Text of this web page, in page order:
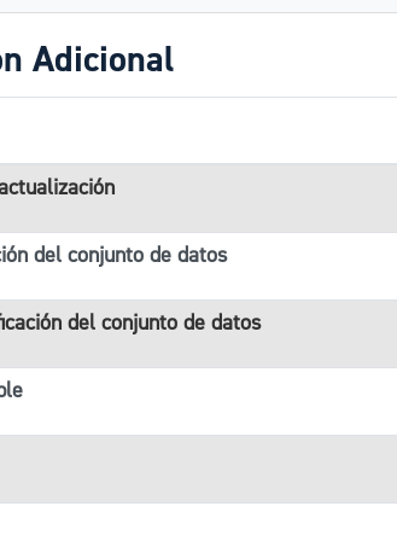
Adicional
del conjunto de datos
del conjunto de datos